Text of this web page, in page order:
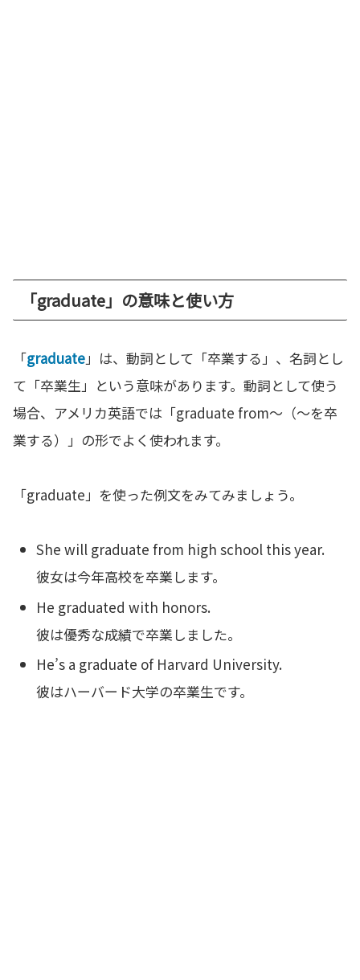
「graduate」の意味と使い方
「graduate」は、動詞として「卒業する」、名詞とし
て「卒業生」という意味があります。動詞として使う
場合、アメリカ英語では「graduate from～（～を卒
業する）」の形でよく使われます。
「graduate」を使った例文をみてみましょう。
She will graduate from high school this year.
彼女は今年高校を卒業します。
He graduated with honors.
彼は優秀な成績で卒業しました。
He’s a graduate of Harvard University.
彼はハーバード大学の卒業生です。